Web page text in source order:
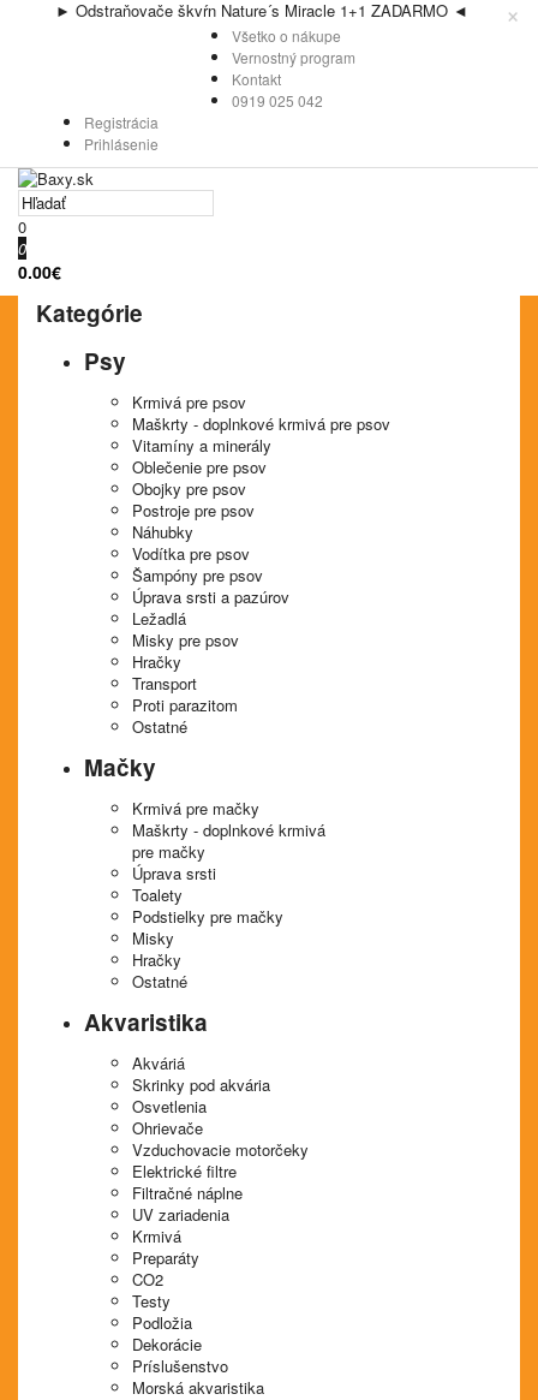
► Odstraňovače škvŕn Nature´s Miracle 1+1 ZADARMO ◄ ×
Všetko o nákupe
Vernostný program
Kontakt
0919 025 042
Registrácia
Prihlásenie
0
0
0.00€
Kategórie
Psy
Krmivá pre psov
Maškrty - doplnkové krmivá pre psov
Vitamíny a minerály
Oblečenie pre psov
Obojky pre psov
Postroje pre psov
Náhubky
Vodítka pre psov
Šampóny pre psov
Úprava srsti a pazúrov
Ležadlá
Misky pre psov
Hračky
Transport
Proti parazitom
Ostatné
Mačky
Krmivá pre mačky
Maškrty - doplnkové krmivá
pre mačky
Úprava srsti
Toalety
Podstielky pre mačky
Misky
Hračky
Ostatné
Akvaristika
Akváriá
Skrinky pod akvária
Osvetlenia
Ohrievače
Vzduchovacie motorčeky
Elektrické filtre
Filtračné náplne
UV zariadenia
Krmivá
Preparáty
CO2
Testy
Podložia
Dekorácie
Príslušenstvo
Morská akvaristika